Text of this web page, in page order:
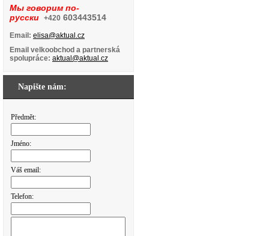
Мы говорим по-
русски +420 603443514
Email: elisa@aktual.cz
Email velkoobchod a partnerská
spolupráce: aktual@aktual.cz
Napište nám:
Předmět:
Jméno:
Váš email:
Telefon: